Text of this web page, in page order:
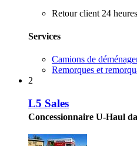
Retour client 24 heures
Services
Camions de
Remorques et
2
L5 Sales
Concessionnaire U-Haul